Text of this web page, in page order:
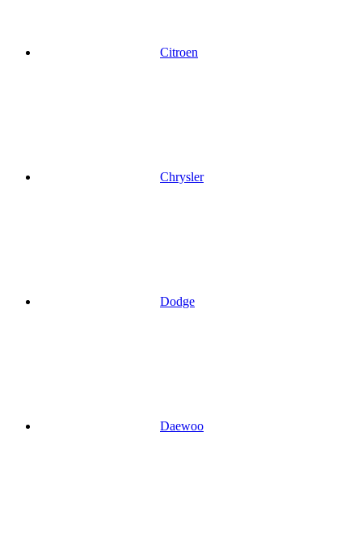
Citroen
Chrysler
Dodge
Daewoo